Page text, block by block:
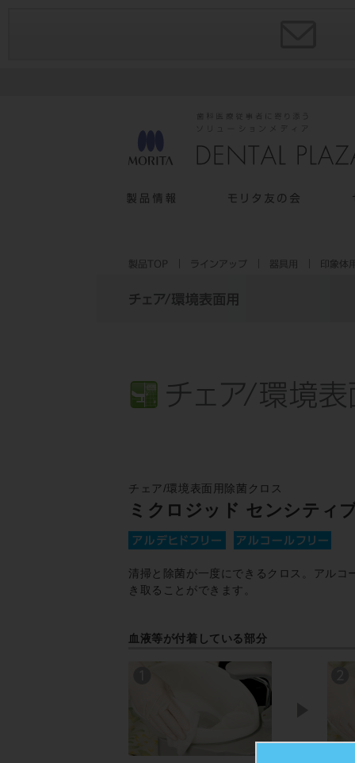
チェア/環境表面用除菌クロス
ミクロジッド センシティ
清掃と除菌が一度にできるクロス。アルコ
き取ることができます。
血液等が付着している部分